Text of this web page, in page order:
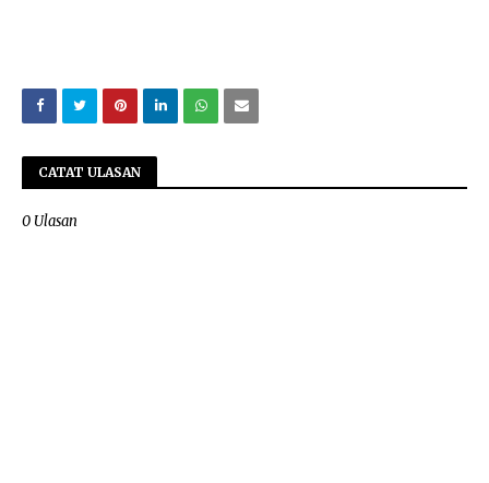
CATAT ULASAN
0 Ulasan